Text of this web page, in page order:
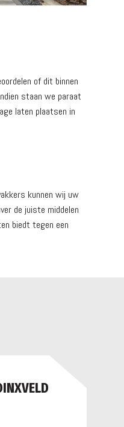
of dit binnen
staan we paraat
laten plaatsen in
kunnen wij uw
de juiste middelen
biedt tegen een